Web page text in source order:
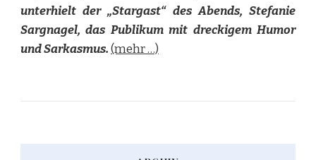
unterhielt der „Stargast“ des Abends, Stefanie
Sargnagel, das Publikum mit dreckigem Humor
und Sarkasmus.(mehr …)